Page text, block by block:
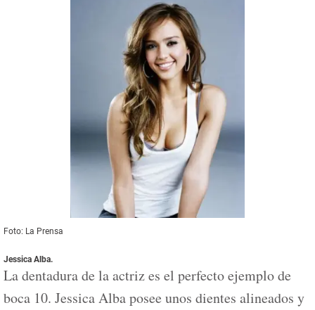
Foto: La Prensa
Jessica Alba.
La dentadura de la actriz es el perfecto ejemplo de
boca 10. Jessica Alba posee unos dientes alineados y